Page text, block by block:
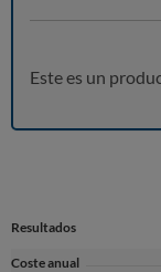
Este es un
Resultados
Coste anual